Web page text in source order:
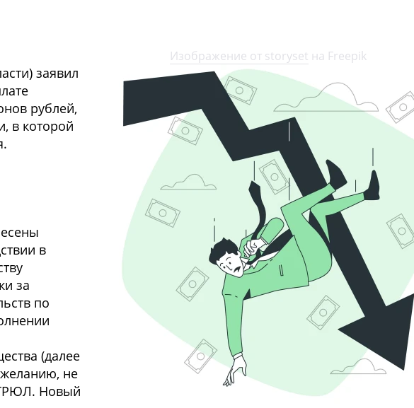
Изображение от storyset на Freepik
заявил
рублей,
в которой
в
за
по
(далее
не
Новый